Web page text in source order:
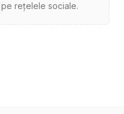
rețelele sociale.